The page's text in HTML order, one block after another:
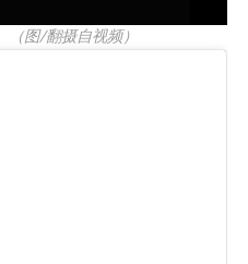
（图/翻摄自视频）